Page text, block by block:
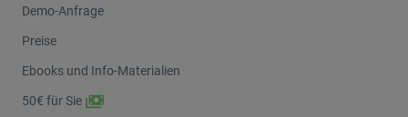
Kundenservice
Demo-Anfrage
Preise
Ebooks und Info-Materialien